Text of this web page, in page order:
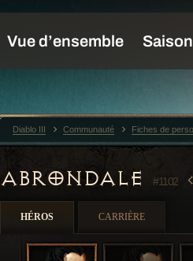
ABRONDALE #1102
HÉROS CARRIÈRE
Diablo III Communauté Fiches de